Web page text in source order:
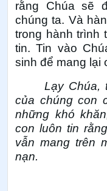
rằng Chúa sẽ
chúng ta. Và
trong hành trình
tin. Tin vào
sinh để mang lại
Lạy Chúa,
của chúng con
những khó
con luôn tin
vẫn mang trên
nạn.